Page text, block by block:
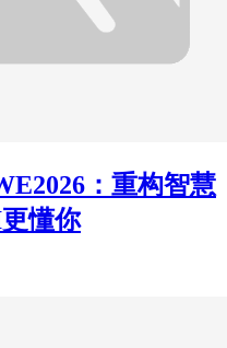
：重构智慧
懂你